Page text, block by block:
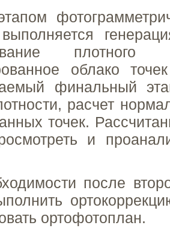
плотного
облако
финальный
расчет
точек.
и
после
ортофотоплан.